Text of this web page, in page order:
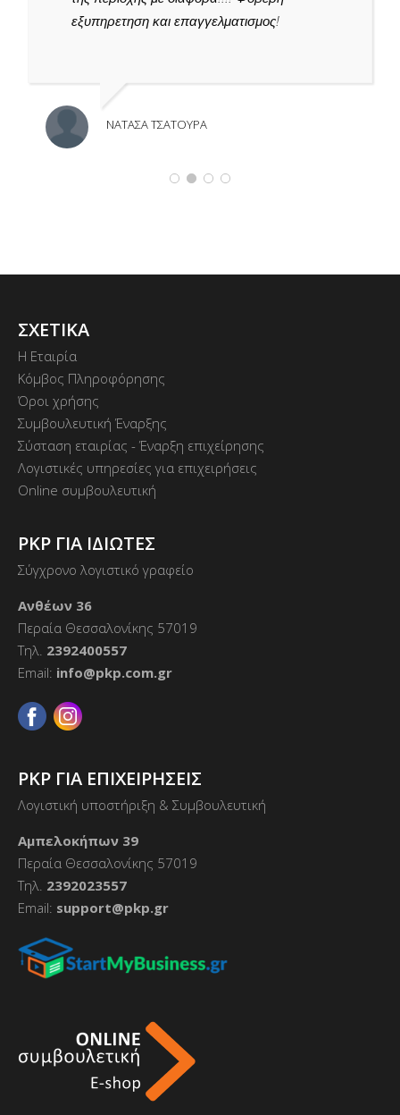
εξυπηρετηση και επαγγελματισμος!
ΝΑΤΑΣΑ ΤΣΑΤΟΥΡΑ
ΣΧΕΤΙΚΑ
Η Εταιρία
Κόμβος Πληροφόρησης
Όροι χρήσης
Συμβουλευτική Έναρξης
Σύσταση εταιρίας - Έναρξη επιχείρησης
Λογιστικές υπηρεσίες για επιχειρήσεις
Online συμβουλευτική
PKP ΓΙΑ ΙΔΙΩΤΕΣ
Σύγχρονο λογιστικό γραφείο
Ανθέων 36
Περαία Θεσσαλονίκης 57019
Τηλ. 2392400557
Email: info@pkp.com.gr
PKP ΓΙΑ ΕΠΙΧΕΙΡΗΣΕΙΣ
Λογιστική υποστήριξη & Συμβουλευτική
Αμπελοκήπων 39
Περαία Θεσσαλονίκης 57019
Τηλ. 2392023557
Email: support@pkp.gr